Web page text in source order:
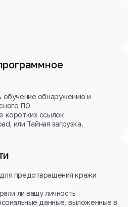
обучение обнаружению и
ПО
коротких ссылок
или Тайная загрузка.
предотвращения кражи
ли вашу личность
данные, выложенные в